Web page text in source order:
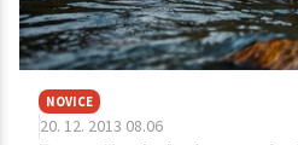
NOVICE
20. 12. 2013 08.06